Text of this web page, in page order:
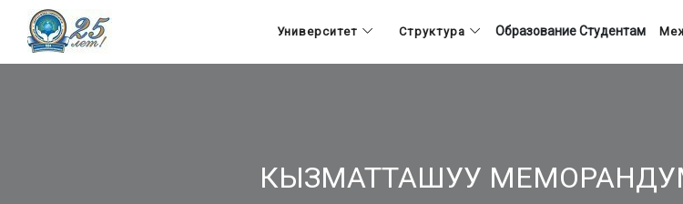
Университет Структура ОбразованиеСтудентам
КЫЗМАТТАШУУ